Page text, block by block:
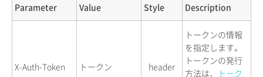
Parameter Value Style Description
X-Auth-Token トークン header
トークンの情報
を指定します。
トークンの発行
方法は、
トーク